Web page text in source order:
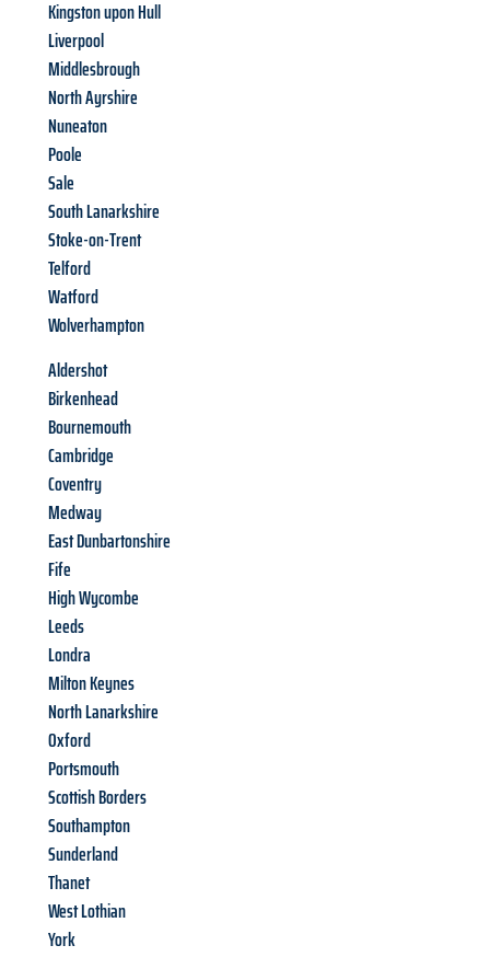
Kingston upon Hull
Liverpool
Middlesbrough
North Ayrshire
Nuneaton
Poole
Sale
South Lanarkshire
Stoke-on-Trent
Telford
Watford
Wolverhampton
Aldershot
Birkenhead
Bournemouth
Cambridge
Coventry
Medway
East Dunbartonshire
Fife
High Wycombe
Leeds
Londra
Milton Keynes
North Lanarkshire
Oxford
Portsmouth
Scottish Borders
Southampton
Sunderland
Thanet
West Lothian
York